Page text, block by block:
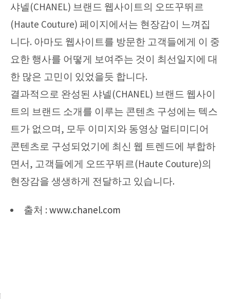
샤넬(CHANEL) 브랜드 웹사이트의 오뜨꾸뛰르
(Haute Couture) 페이지에서는 현장감이 느껴집
니다. 아마도 웹사이트를 방문한 고객들에게 이 중
요한 행사를 어떻게 보여주는 것이 최선일지에 대
한 많은 고민이 있었을듯 합니다.
결과적으로 완성된 샤넬(CHANEL) 브랜드 웹사이
트의 브랜드 소개를 이루는 콘텐츠 구성에는 텍스
트가 없으며, 모두 이미지와 동영상 멀티미디어
콘텐츠로 구성되었기에 최신 웹 트렌드에 부합하
면서, 고객들에게 오뜨꾸뛰르(Haute Couture)의
현장감을 생생하게 전달하고 있습니다.
출처 : www.chanel.com